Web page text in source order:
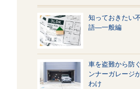
知っておきたい
語—一般編
車を盗難から防
ンナーガレージ
わけ